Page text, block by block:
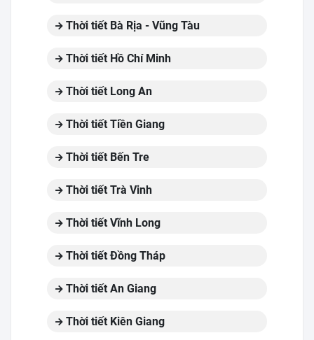
Thời tiết Bà Rịa - Vũng Tàu
Thời tiết Hồ Chí Minh
Thời tiết Long An
Thời tiết Tiền Giang
Thời tiết Bến Tre
Thời tiết Trà Vinh
Thời tiết Vĩnh Long
Thời tiết Đồng Tháp
Thời tiết An Giang
Thời tiết Kiên Giang